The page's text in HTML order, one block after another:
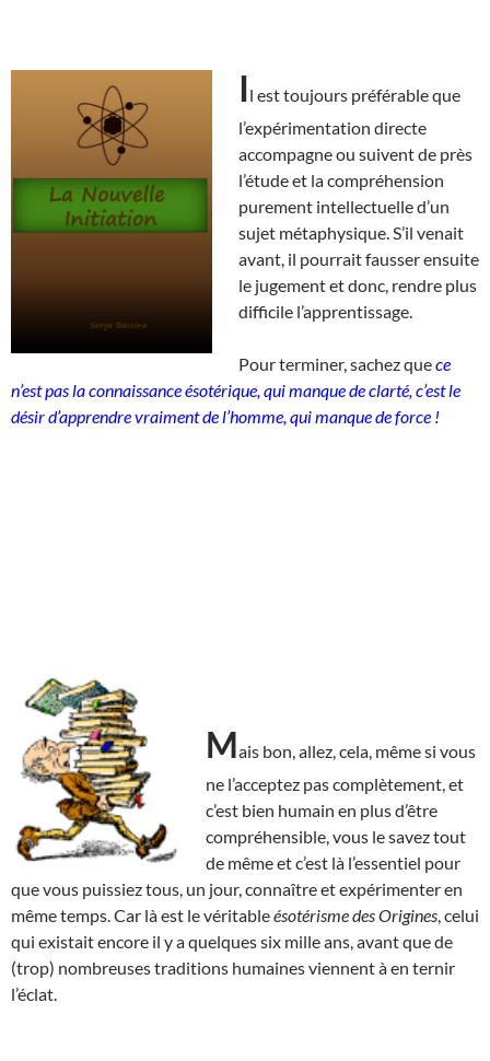
Il est toujours préférable que
l’expérimentation directe
accompagne ou suivent de près
l’étude et la compréhension
purement intellectuelle d’un
sujet métaphysique. S’il venait
avant, il pourrait fausser ensuite
le jugement et donc, rendre plus
difficile l’apprentissage.
Pour terminer, sachez quece
n’est pas la connaissance ésotérique, qui manque de clarté, c’est le
désir d’apprendre vraiment de l’homme, qui manque de force !
Mais bon, allez, cela, même si vous
ne l’acceptez pas complètement, et
c’est bien humain en plus d’être
compréhensible, vous le savez tout
de même et c’est là l’essentiel pour
que vous puissiez tous, un jour, connaître et expérimenter en
même temps. Car là est le véritableésotérisme des Origines , celui
qui existait encore il y a quelques six mille ans, avant que de
(trop) nombreuses traditions humaines viennent à en ternir
l’éclat.